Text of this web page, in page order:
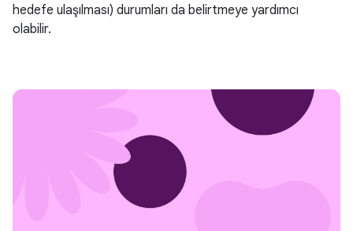
hedefe ulaşılması) durumları da belirtmeye yardımcı
olabilir.